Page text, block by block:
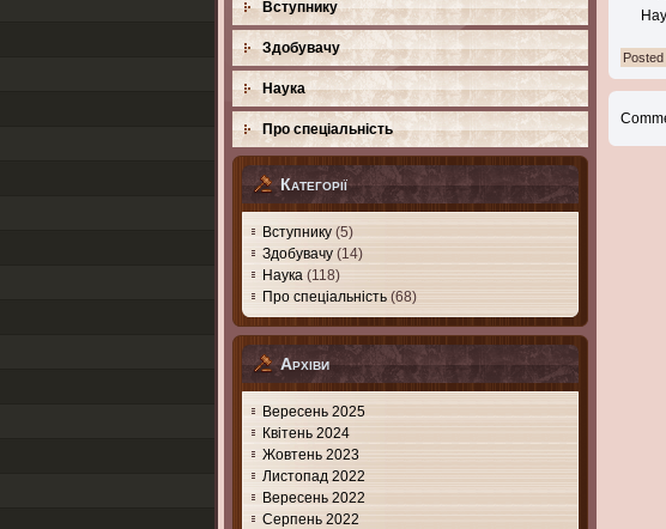
Вступнику
Здобувачу
Наука
Про спеціальність
Категорії
Вступнику (5)
Здобувачу (14)
Наука (118)
Про спеціальність (68)
Архіви
Вересень 2025
Квітень 2024
Жовтень 2023
Листопад 2022
Вересень 2022
Серпень 2022
Posted